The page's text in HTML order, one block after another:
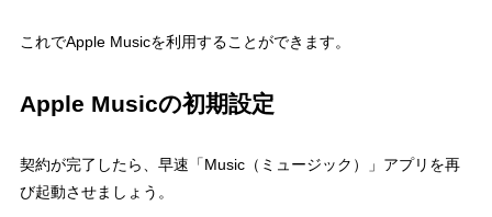
これでApple Musicを利用することができます。
Apple Musicの初期設定
契約が完了したら、早速「Music（ミュージック）」アプリを再
び起動させましょう。